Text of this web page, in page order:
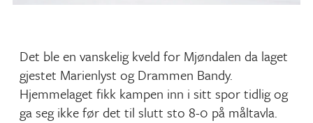
Det ble en vanskelig kveld for Mjøndalen da laget
gjestet Marienlyst og Drammen Bandy.
Hjemmelaget fikk kampen inn i sitt spor tidlig og
ga seg ikke før det til slutt sto 8-0 på måltavla.